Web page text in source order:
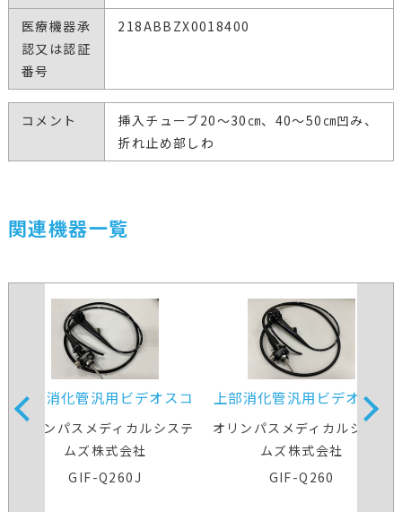
医療機器承
認又は認証
番号
218ABBZX0018400
コメント
挿入チューブ20～30㎝、40～50㎝凹み、
折れ止め部しわ
関連機器一覧
上部消化管汎用ビデオスコ
ープ
オリンパスメディカルシステ
ムズ株式会社
GIF-Q260J
上部消化管汎用ビデオスコ
ープ
オリンパスメディカルシステ
ムズ株式会社
GIF-Q260